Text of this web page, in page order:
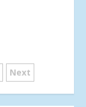
Next